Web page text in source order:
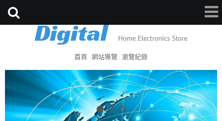
首頁 網站導覽 瀏覽紀錄